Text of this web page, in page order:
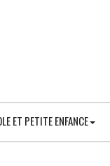
ET PETITE ENFANCE